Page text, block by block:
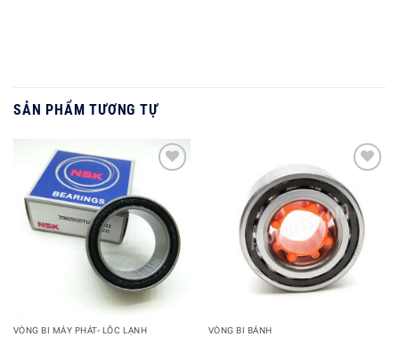
SẢN PHẨM TƯƠNG TỰ
Add to
wishlist
VÒNG BI MÁY PHÁT- LỐC LẠNH
Add to
wishlist
VÒNG BI BÁNH